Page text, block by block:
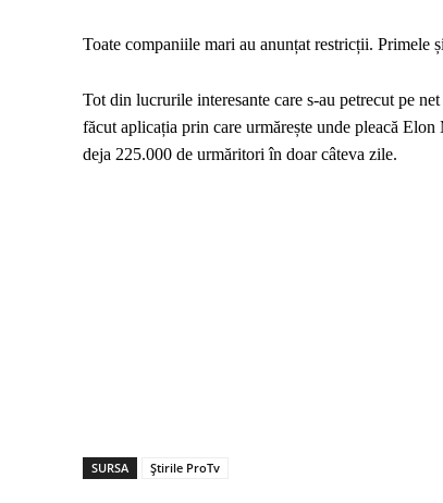
Toate companiile mari au anunțat restricții. Primele
Tot din lucrurile interesante care s-au petrecut pe
făcut aplicația prin care urmărește unde pleacă
deja 225.000 de urmăritori în doar câteva zile.
SURSA Știrile ProTv